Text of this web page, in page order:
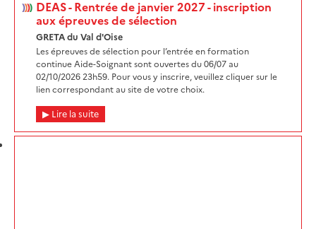
DEAS - Rentrée de janvier 2027 - inscription
aux épreuves de sélection
GRETA du Val d'Oise
Les épreuves de sélection pour l’entrée en formation
continue Aide-Soignant sont ouvertes du 06/07 au
02/10/2026 23h59. Pour vous y inscrire, veuillez cliquer sur le
lien correspondant au site de votre choix.
Lire la suite